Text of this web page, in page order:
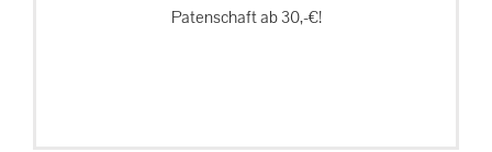
Patenschaft ab 30,-€!